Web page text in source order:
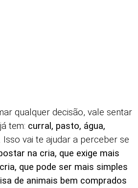
qualquer decisão, vale sentar
tem: curral, pasto, água,
Isso vai te ajudar a perceber se
na cria, que exige mais
que pode ser mais simples
de animais bem comprados